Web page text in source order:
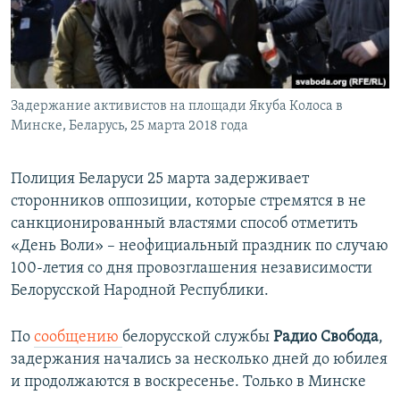
ПОБЕДИТЕЛЕЙ НЕ СУДЯТ?
КРЫМ.НЕПОКОРЕННЫЙ
ELIFBE
УКРАИНСКАЯ ПРОБЛЕМА КРЫМА
ПРИСОЕДИНЯЙТЕСЬ!
Все сайты RFE/RL
Задержание активистов на площади Якуба Колоса в
Минске, Беларусь, 25 марта 2018 года
Полиция Беларуси 25 марта задерживает
сторонников оппозиции, которые стремятся в не
санкционированный властями способ отметить
«День Воли» – неофициальный праздник по случаю
100-летия со дня провозглашения независимости
Белорусской Народной Республики.
По сообщению белорусской службы Радио Свобода,
задержания начались за несколько дней до юбилея
и продолжаются в воскресенье. Только в Минске